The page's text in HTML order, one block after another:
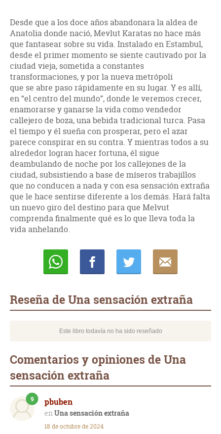
Desde que a los doce años abandonara la aldea de
Anatolia donde nació, Mevlut Karatas no hace más
que fantasear sobre su vida. Instalado en Estambul,
desde el primer momento se siente cautivado por la
ciudad vieja, sometida a constantes
transformaciones, y por la nueva metrópoli
que se abre paso rápidamente en su lugar. Y es allí,
en “el centro del mundo”, donde le veremos crecer,
enamorarse y ganarse la vida como vendedor
callejero de boza, una bebida tradicional turca. Pasa
el tiempo y él sueña con prosperar, pero el azar
parece conspirar en su contra. Y mientras todos a su
alrededor logran hacer fortuna, él sigue
deambulando de noche por los callejones de la
ciudad, subsistiendo a base de míseros trabajillos
que no conducen a nada y con esa sensación extraña
que le hace sentirse diferente a los demás. Hará falta
un nuevo giro del destino para que Melvut
comprenda finalmente qué es lo que lleva toda la
vida anhelando.
Reseña de Una sensación extraña
Este libro todavía no ha sido reseñado
Comentarios y opiniones de Una
sensación extraña
pbuben
Una sensación extraña
9
18 de octubre de 2024